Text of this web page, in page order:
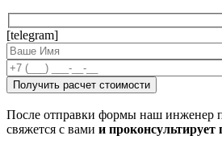
[telegram]
После отправки формы наш инженер
свяжется с вами и проконсультирует